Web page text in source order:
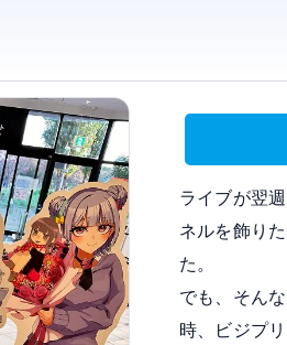
ライブが翌
ネルを飾り
た。
でも、そん
時、ビジプ